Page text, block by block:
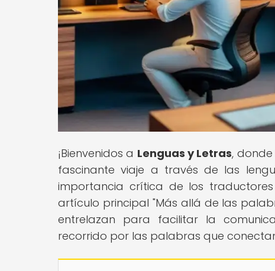
¡Bienvenidos a Lenguas y Letras,
fascinante viaje a través de las
importancia crítica de los
artículo principal "Más allá de las
entrelazan para facilitar la
recorrido por las palabras que